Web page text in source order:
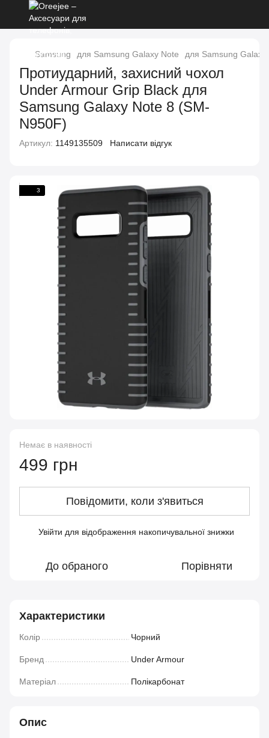
Samsung для Samsung Galaxy Note для Samsung Galaxy
Протиударний, захисний чохол
Under Armour Grip Black для
Samsung Galaxy Note 8 (SM-
N950F)
Артикул: 1149135509 Написати відгук
3
Немає в наявності
499 грн
Повідомити, коли з'явиться
Увійти для відображення накопичувальної знижки
До обраного Порівняти
Характеристики
Колір Чорний
Бренд Under Armour
Матеріал Полікарбонат
Опис